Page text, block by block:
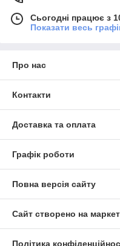
Сьогодні працює з
Показати весь
Про нас
Контакти
Доставка та оплата
Графік роботи
Повна версія сайту
Сайт створено на
Політика